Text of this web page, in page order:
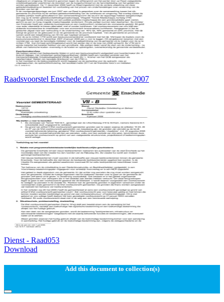
Raadsvoorstel Enschede d.d. 23 oktober 2007
Dienst - Raad053
Download
Add this document to collection(s)